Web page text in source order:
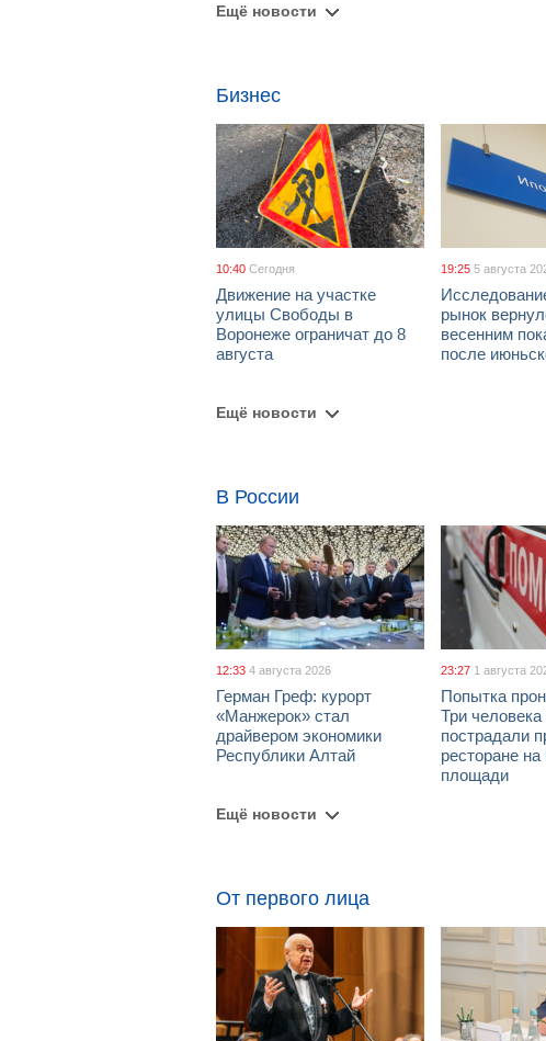
Ещё новости
Бизнес
10:40 Сегодня
Движение на участке
улицы Свободы в
Воронеже ограничат до 8
августа
19:25 5 августа
рынок
весенним
после
Ещё новости
В России
12:33 4 августа 2026
Герман Греф: курорт
«Манжерок» стал
драйвером экономики
Республики Алтай
23:27 1 августа
Попытка
Три человека
пострадали
ресторане
площади
Ещё новости
От первого лица